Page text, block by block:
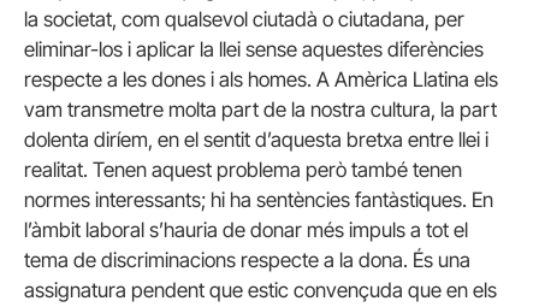
la societat, com qualsevol ciutadà o ciutadana, per
eliminar-los i aplicar la llei sense aquestes diferències
respecte a les dones i als homes. A Amèrica Llatina els
vam transmetre molta part de la nostra cultura, la part
dolenta diríem, en el sentit d’aquesta bretxa entre llei i
realitat. Tenen aquest problema però també tenen
normes interessants; hi ha sentències fantàstiques. En
l’àmbit laboral s’hauria de donar més impuls a tot el
tema de discriminacions respecte a la dona. És una
assignatura pendent que estic convençuda que en els